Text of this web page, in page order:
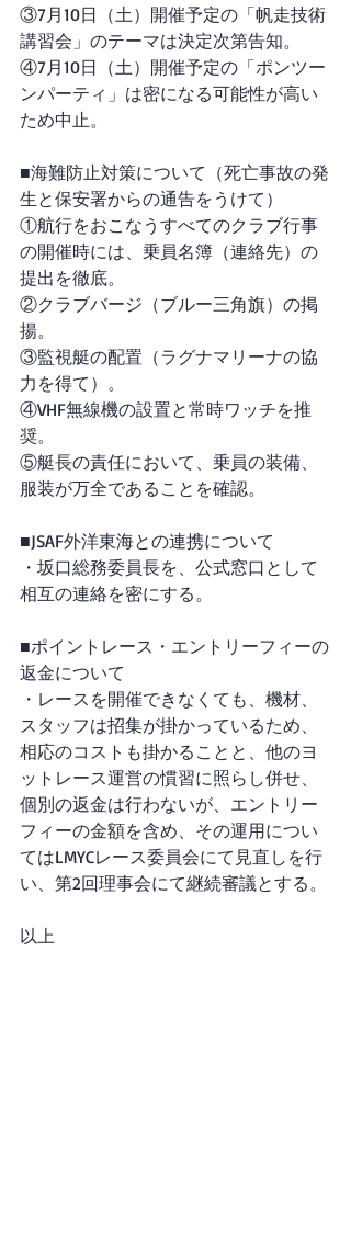
③7月10日（土）開催予定の「帆走技術
講習会」のテーマは決定次第告知。
④7月10日（土）開催予定の「ポンツー
ンパーティ」は密になる可能性が高い
ため中止。
■海難防止対策について（死亡事故の発
生と保安署からの通告をうけて）
①航行をおこなうすべてのクラブ行事
の開催時には、乗員名簿（連絡先）の
提出を徹底。
②クラブバージ（ブルー三角旗）の掲
揚。
③監視艇の配置（ラグナマリーナの協
力を得て）。
④VHF無線機の設置と常時ワッチを推
奨。
⑤艇長の責任において、乗員の装備、
服装が万全であることを確認。
■JSAF外洋東海との連携について
・坂口総務委員長を、公式窓口として
相互の連絡を密にする。
■ポイントレース・エントリーフィーの
返金について
・レースを開催できなくても、機材、
スタッフは招集が掛かっているため、
相応のコストも掛かることと、他のヨ
ットレース運営の慣習に照らし併せ、
個別の返金は行わないが、エントリー
フィーの金額を含め、その運用につい
てはLMYCレース委員会にて見直しを行
い、第2回理事会にて継続審議とする。
以上